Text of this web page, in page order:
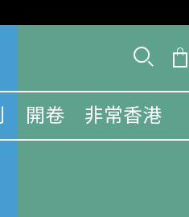
開卷 非常香港